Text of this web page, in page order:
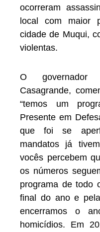
ocorreram
local com maior
cidade de Muqui,
violentas.
O governador
Casagrande,
“temos um
Presente em
que foi se
mandatos já
vocês percebem
os números
programa de todo
final do ano e
encerramos o
homicídios. Em